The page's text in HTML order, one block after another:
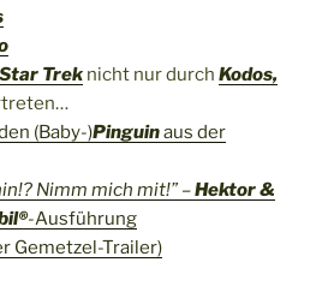
Star Trek nicht nur durch Kodos,
(Baby-)Pinguinaus der
Nimm mich mit!”–Hektor &
-Ausführung
Gemetzel-Trailer)